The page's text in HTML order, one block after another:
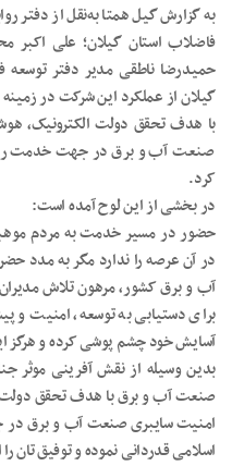
به گزارش گیل همتا به‌نقل از
فاضلاب استان گیلان؛ علی اکبر
حمیدرضا ناطقی مدیر دفتر توسعه
گیلان از عملکرد این شرکت در
با هدف تحقق دولت الکترونیک،
صنعت آب و برق در جهت خدمت
کرد.
در بخشی از این لوح آمده است:
حضور در مسیر خدمت به مردم
در آن عرصه را ندارد مگر به مدد
آب و برق کشور، مرهون تلاش
برای دستیابی به توسعه، امنیت و
آسایش خود چشم پوشی کرده و هرگز
بدین وسیله از نقش آفرینی موثر
صنعت آب و برق با هدف تحقق دولت
امنیت سایبری صنعت آب و برق
اسلامی قدردانی نموده و توفیق تان